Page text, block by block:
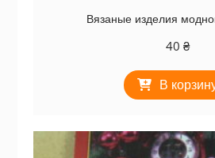
Вязаные изделия
40 ₴
В